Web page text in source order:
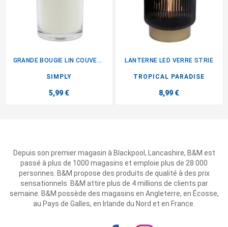
GRANDE BOUGIE LIN COUVERCLE
SIMPLY
5,99 €
LANTERNE LED VERRE STRIE
TROPICAL PARADISE
8,99 €
Depuis son premier magasin à Blackpool, Lancashire, B&M est
passé à plus de 1000 magasins et emploie plus de 28 000
personnes. B&M propose des produits de qualité à des prix
sensationnels. B&M attire plus de 4 millions de clients par
semaine. B&M possède des magasins en Angleterre, en Écosse,
au Pays de Galles, en Irlande du Nord et en France.